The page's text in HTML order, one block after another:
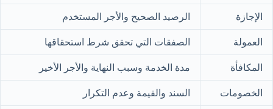
الإجازة الرصيد الصحيح والأجر المستخدم
العمولة الصفقات التي تحقق شرط استحقاقها
المكافأة مدة الخدمة وسبب النهاية والأجر الأخير
الخصومات السند والقيمة وعدم التكرار